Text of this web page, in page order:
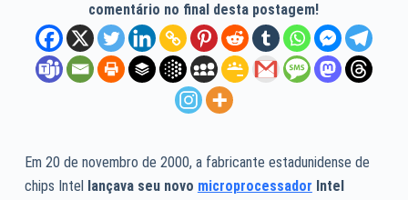
comentário no final desta postagem!
Em 20 de novembro de 2000, a fabricante estadunidense de
chips Intel
lançava seu novo microprocessador Intel